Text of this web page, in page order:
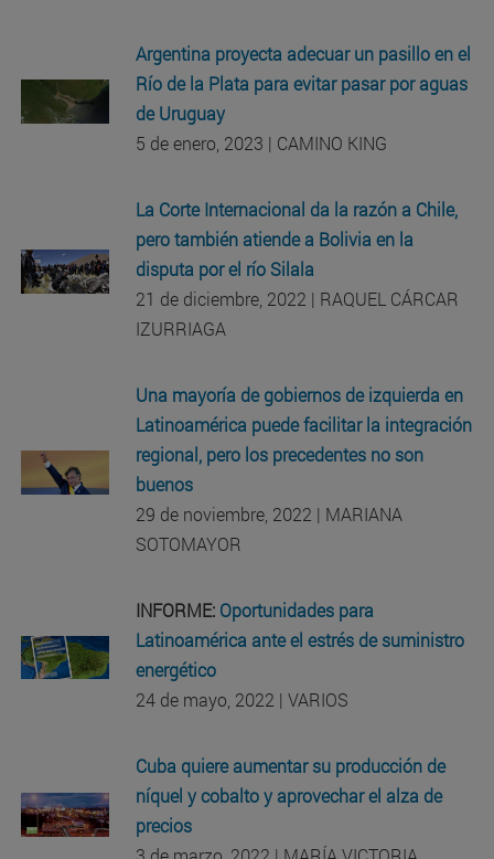
Argentina proyecta adecuar un pasillo en el
Río de la Plata para evitar pasar por aguas
de Uruguay
5 de enero, 2023 | CAMINO KING
La Corte Internacional da la razón a Chile,
pero también atiende a Bolivia en la
disputa por el río Silala
21 de diciembre, 2022 | RAQUEL CÁRCAR
IZURRIAGA
Una mayoría de gobiernos de izquierda en
Latinoamérica puede facilitar la integración
regional, pero los precedentes no son
buenos
29 de noviembre, 2022 | MARIANA
SOTOMAYOR
INFORME: Oportunidades para
Latinoamérica ante el estrés de suministro
energético
24 de mayo, 2022 | VARIOS
Cuba quiere aumentar su producción de
níquel y cobalto y aprovechar el alza de
precios